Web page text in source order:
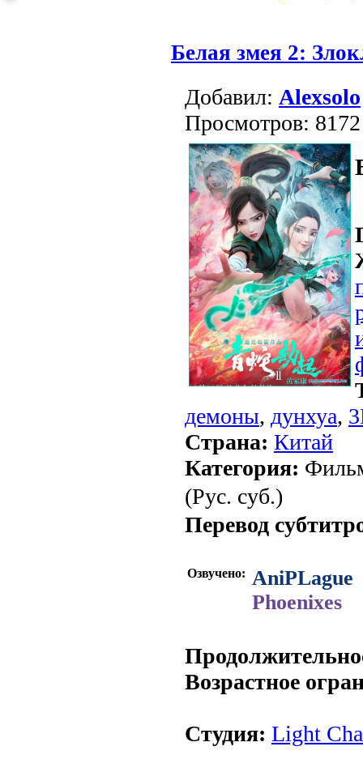
Белая змея 2:
Добавил: Alexsolo
Просмотров: 8172
демоны, дунхуа,
Страна: Китай
Категория:
(Рус. суб.)
Перевод
Озвучено: AniPLague
Phoenixes
Возрастное
Студия: Light